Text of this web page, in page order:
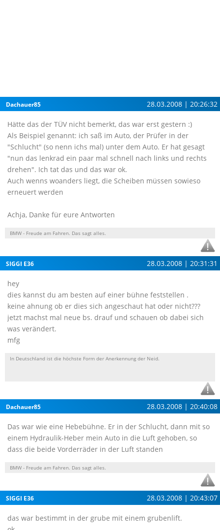
Dachauer85 28.03.2008 | 20:26:32
Hätte das der TÜV nicht bemerkt, das war erst gestern :)
Als Beispiel genannt: ich saß im Auto, der Prüfer in der
"Schlucht" (so nenn ichs mal) unter dem Auto. Er hat gesagt
"nun das lenkrad ein paar mal schnell nach links und rechts
drehen". Ich tat das und das war ok.
Auch wenns woanders liegt, die Scheiben müssen sowieso
erneuert werden
Achja, Danke für eure Antworten
BMW - Freude am Fahren. Das sagt alles.
SIGGI E36 28.03.2008 | 20:31:31
hey
dies kannst du am besten auf einer bühne feststellen .
keine ahnung ob er dies sich angeschaut hat oder nicht???
jetzt machst mal neue bs. drauf und schauen ob dabei sich
was verändert.
mfg
In Deutschland ist die höchste Form der Anerkennung der Neid.
Dachauer85 28.03.2008 | 20:40:08
Das war wie eine Hebebühne. Er in der Schlucht, dann mit so
einem Hydraulik-Heber mein Auto in die Luft gehoben, so
dass die beide Vorderräder in der Luft standen
BMW - Freude am Fahren. Das sagt alles.
SIGGI E36 28.03.2008 | 20:43:07
das war bestimmt in der grube mit einem grubenlift.